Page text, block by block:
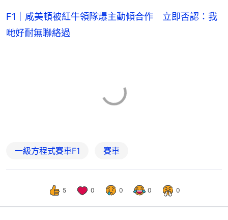
F1｜咸美頓被紅牛領隊爆主動傾合作 立即否認：我
哋好耐無聯絡過
一級方程式賽車F1 賽車
5 0 0 0 0